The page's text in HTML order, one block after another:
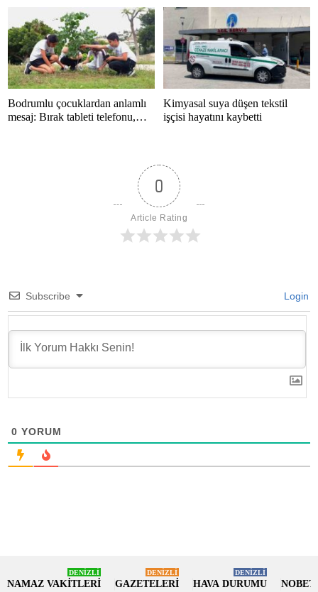
çalan 5 kişi tutuklandı
Bodrumlu çocuklardan anlamlı
mesaj: Bırak tableti telefonu,
Kimyasal suya düşen tekstil
işçisi hayatını kaybetti
0
Article Rating
Subscribe Login
0 YORUM
NAMAZ VAKİTLERİ
DENİZLİ
GAZETELERİ
DENİZLİ
HAVA DURUMU
DENİZLİ